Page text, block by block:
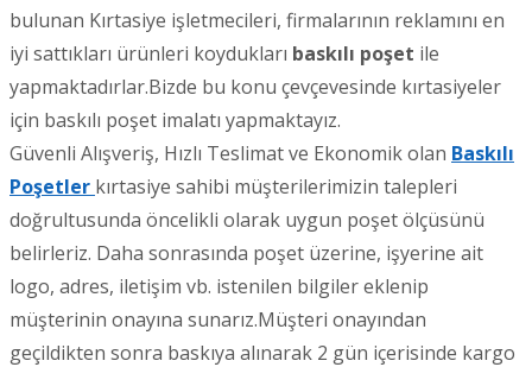
bulunan Kırtasiye işletmecileri, firmalarının reklamını en
iyi sattıkları ürünleri koydukları baskılı poşet ile
yapmaktadırlar.Bizde bu konu çevçevesinde kırtasiyeler
için baskılı poşet imalatı yapmaktayız.
Güvenli Alışveriş, Hızlı Teslimat ve Ekonomik olan Baskılı
Poşetler kırtasiye sahibi müşterilerimizin talepleri
doğrultusunda öncelikli olarak uygun poşet ölçüsünü
belirleriz. Daha sonrasında poşet üzerine, işyerine ait
logo, adres, iletişim vb. istenilen bilgiler eklenip
müşterinin onayına sunarız.Müşteri onayından
geçildikten sonra baskıya alınarak 2 gün içerisinde kargo